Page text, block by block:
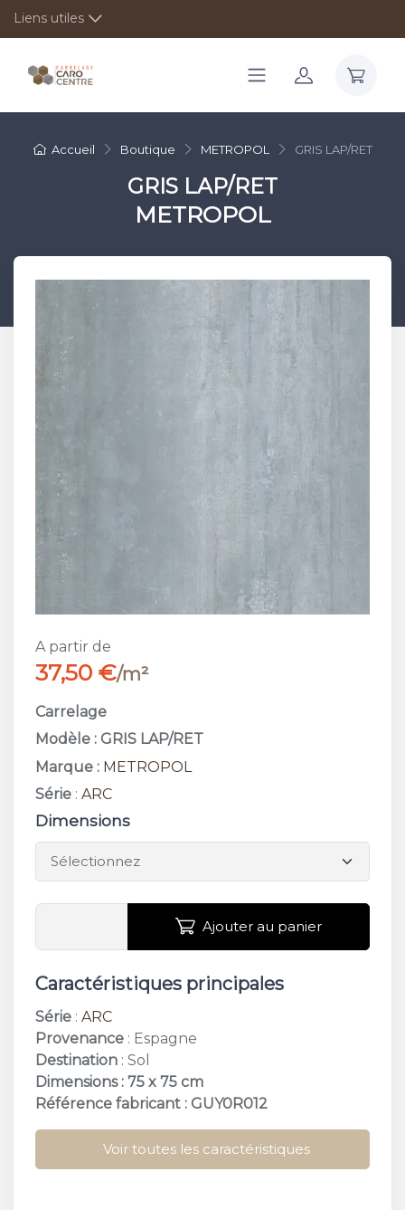
Liens utiles
Accueil Boutique METROPOL GRIS LAP/RET
GRIS LAP/RET
METROPOL
A partir de
37,50 €/m²
Carrelage
Modèle : GRIS LAP/RET
Marque : METROPOL
Série : ARC
Dimensions
Ajouter au panier
Caractéristiques principales
Série : ARC
Provenance : Espagne
Destination : Sol
Dimensions : 75 x 75 cm
Référence fabricant : GUY0R012
Voir toutes les caractéristiques